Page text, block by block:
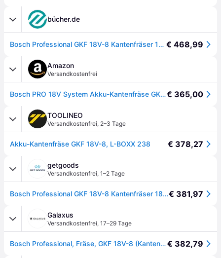
bücher.de
Bosch Professional GKF 18V-8 Kantenfräser 18V € 468,99
Amazon
Versandkostenfrei
Bosch PRO 18V System Akku-Kantenfräse GKF 18V-8 (Parallelanschl., 2x Saugadapter Fr., Spanschutz, 8mm-Spannz., Spannschl., TE-Taucheinheit, 2x Saugadapter Taucheinh., L-BOXX o. Akku/Ladeger.)€ 365,00
TOOLINEO
Versandkostenfrei, 2–3 Tage
Akku-Kantenfräse GKF 18V-8, L-BOXX 238 € 378,27
getgoods
Versandkostenfrei, 1–2 Tage
Bosch Professional GKF 18V-8 Kantenfräser 18 V€ 381,97
Galaxus
Versandkostenfrei, 17–29 Tage
Bosch Professional, Fräse, GKF 18V-8 (Kantenfräse)€ 382,79